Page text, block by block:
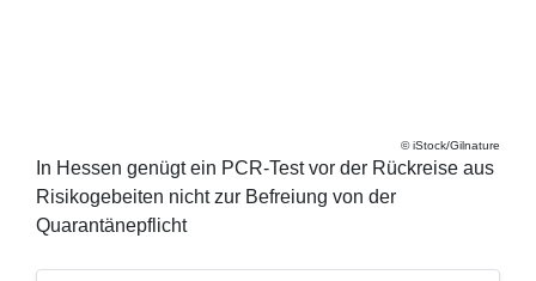
Risikogebeiten nicht zur Befreiung von der
Quarantänepflicht